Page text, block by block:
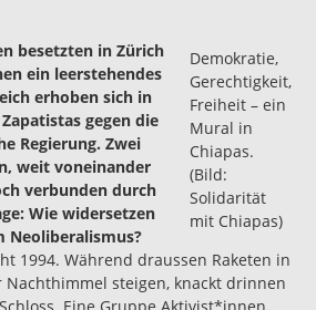
Demokratie,
Gerechtigkeit,
Freiheit – ein
Mural in
Chiapas.
(Bild:
Solidarität
mit Chiapas)
besetzten in Zürich
ein leerstehendes
erhoben sich in
gegen die
Regierung. Zwei
weit voneinander
verbunden durch
Wie widersetzen
Neoliberalismus?
1994. Während draussen Raketen in
Nachthimmel steigen, knackt drinnen